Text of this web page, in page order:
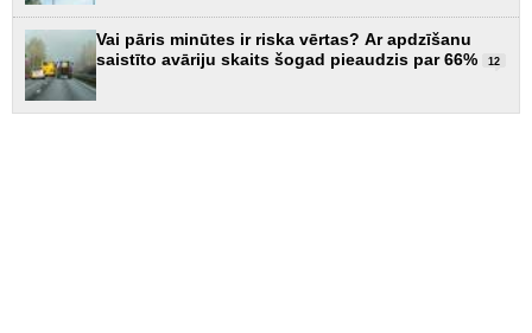
Vai pāris minūtes ir riska vērtas? Ar apdzīšanu
saistīto avāriju skaits šogad pieaudzis par 66%
12